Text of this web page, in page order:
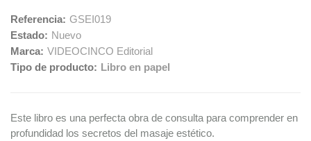
Referencia: GSEI019
Estado: Nuevo
Marca: VIDEOCINCO Editorial
Tipo de producto: Libro en papel
Este libro es una perfecta obra de consulta para comprender en
profundidad los secretos del masaje estético.